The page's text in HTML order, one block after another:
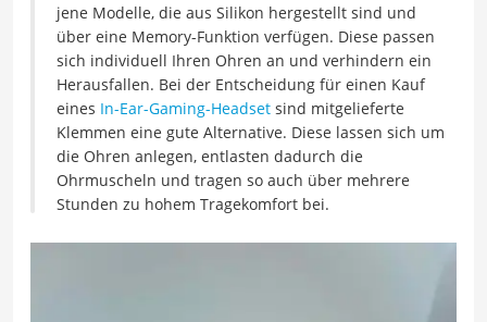
jene Modelle, die aus Silikon hergestellt sind und
über eine Memory-Funktion verfügen. Diese passen
sich individuell Ihren Ohren an und verhindern ein
Herausfallen. Bei der Entscheidung für einen Kauf
eines In-Ear-Gaming-Headset sind mitgelieferte
Klemmen eine gute Alternative. Diese lassen sich um
die Ohren anlegen, entlasten dadurch die
Ohrmuscheln und tragen so auch über mehrere
Stunden zu hohem Tragekomfort bei.